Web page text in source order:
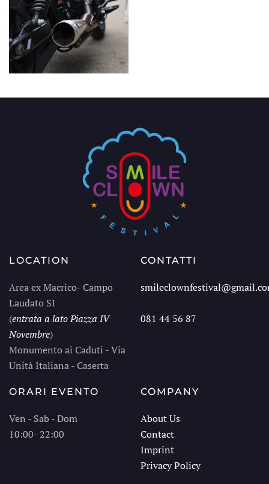
LOCATION
Area ex Macrico- Campo
Laudato SI
(entrata a lato Piazza IV
Novembre)
Monumento ai Caduti - Via
Unità Italiana - Caserta
CONTATTI
081 44 56 87
ORARI EVENTO
Ven - Sab - Dom
10:00 - 22:00
COMPANY
About Us
Contact
Imprint
Privacy Policy